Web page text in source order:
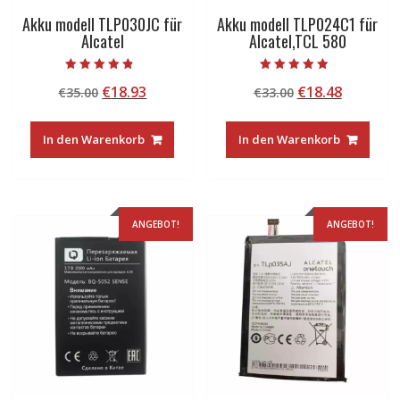
Akku modell TLP030JC für
Alcatel
4.50
von 5
€35.00 Ursprünglicher
war:
€35.00
€18.93
ist:
€18.93.
In den Warenkorb
Akku modell TLP024C1 für
Alcatel,TCL 580
5.00
von 5
€33.00 Ursprünglicher
war:
€33.00
€18.48
ist:
€18.48.
In den Warenkorb
ANGEBOT! ANGEBOT!